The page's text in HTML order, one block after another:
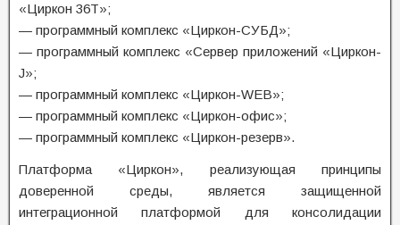
«Циркон 36Т»;
— программный комплекс «Циркон-СУБД»;
— программный комплекс «Сервер приложений «Циркон-
J»;
— программный комплекс «Циркон-WEB»;
— программный комплекс «Циркон-офис»;
— программный комплекс «Циркон-резерв».
Платформа «Циркон», реализующая принципы
доверенной среды, является защищенной
интеграционной платформой для консолидации